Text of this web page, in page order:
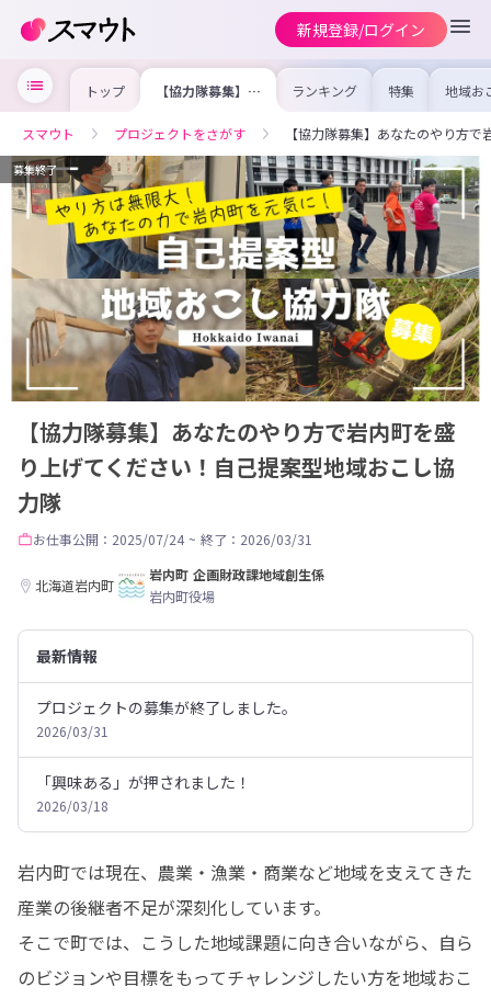
新規登録/ログイン
トップ 【協力隊募集】あ
なたのやり方で岩
ください！自己提
案型地域おこし協
力隊
ランキング 特集 地域お
の求
を集め
事内容
を比較
合った
けよう
スマウト プロジェクトをさがす 【協力隊募集】あなたのやり方
募集終了
【協力隊募集】あなたのやり方で岩内町を盛
り上げてください！自己提案型地域おこし協
力隊
お仕事公開：2025/07/24 ~ 終了：2026/03/31
北海道岩内町
岩内町 企画財政課地域創生係
岩内町役場
最新情報
プロジェクトの募集が終了しました。
2026/03/31
「興味ある」が押されました！
2026/03/18
岩内町では現在、農業・漁業・商業など地域を支えてきた
産業の後継者不足が深刻化しています。
そこで町では、こうした地域課題に向き合いながら、自ら
のビジョンや目標をもってチャレンジしたい方を地域おこ